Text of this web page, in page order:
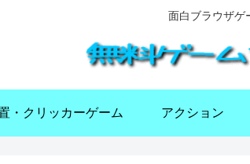
面白ブラウザゲ
・クリッカーゲーム アクション